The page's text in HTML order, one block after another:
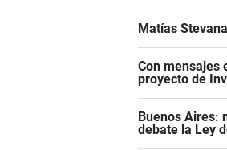
Matías
Con mensajes
proyecto de
Buenos Aires:
debate la Ley